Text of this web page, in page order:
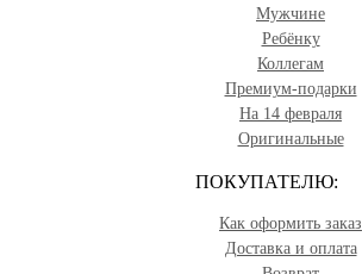
Мужчине
Ребёнку
Коллегам
Премиум-подарки
На 14 февраля
Оригинальные
ПОКУПАТЕЛЮ:
Как оформить заказ
Доставка и оплата